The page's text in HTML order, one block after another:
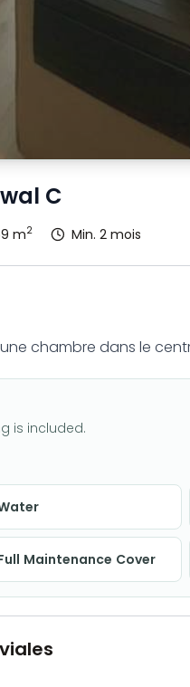
C
m2 Min. 2 mois
chambre dans le
is included.
Maintenance Cover